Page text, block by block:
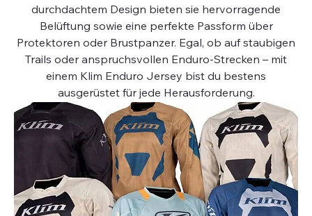
durchdachtem Design bieten sie hervorragende
Belüftung sowie eine perfekte Passform über
Protektoren oder Brustpanzer. Egal, ob auf staubigen
Trails oder anspruchsvollen Enduro-Strecken – mit
einem Klim Enduro Jersey bist du bestens
ausgerüstet für jede Herausforderung.